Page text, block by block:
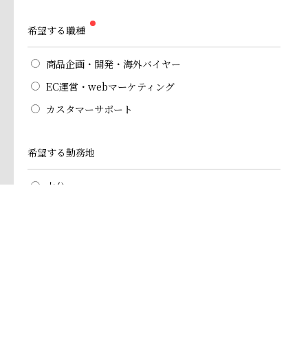
希望する職種
商品企画・開発・海外バイヤー
EC運営・webマーケティング
カスタマーサポート
希望する勤務地
大分